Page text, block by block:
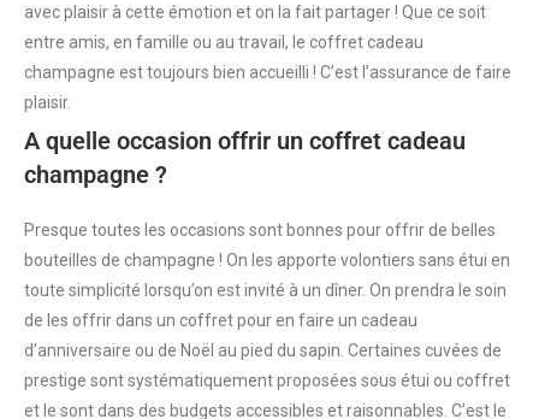
avec plaisir à cette émotion et on la fait partager ! Que ce soit
entre amis, en famille ou au travail, le coffret cadeau
champagne est toujours bien accueilli ! C’est l’assurance de faire
plaisir.
A quelle occasion offrir un coffret cadeau
champagne ?
Presque toutes les occasions sont bonnes pour offrir de belles
bouteilles de champagne ! On les apporte volontiers sans étui en
toute simplicité lorsqu’on est invité à un dîner. On prendra le soin
de les offrir dans un coffret pour en faire un cadeau
d’anniversaire ou de Noël au pied du sapin. Certaines cuvées de
prestige sont systématiquement proposées sous étui ou coffret
et le sont dans des budgets accessibles et raisonnables. C’est le